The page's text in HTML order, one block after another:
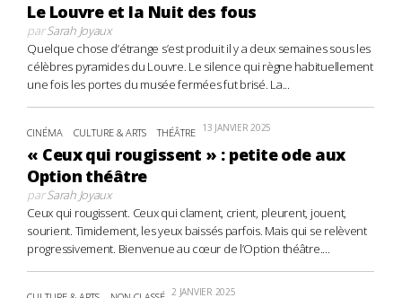
Le Louvre et la Nuit des fous
parSarah Joyaux
Quelque chose d’étrange s’est produit il y a deux semaines sous les
célèbres pyramides du Louvre. Le silence qui règne habituellement
une fois les portes du musée fermées fut brisé. La...
CINÉMA CULTURE & ARTS THÉÂTRE 13 JANVIER 2025
« Ceux qui rougissent » : petite ode aux
Option théâtre
parSarah Joyaux
Ceux qui rougissent. Ceux qui clament, crient, pleurent, jouent,
sourient. Timidement, les yeux baissés parfois. Mais qui se relèvent
progressivement. Bienvenue au cœur de l’Option théâtre....
2 JANVIER 2025